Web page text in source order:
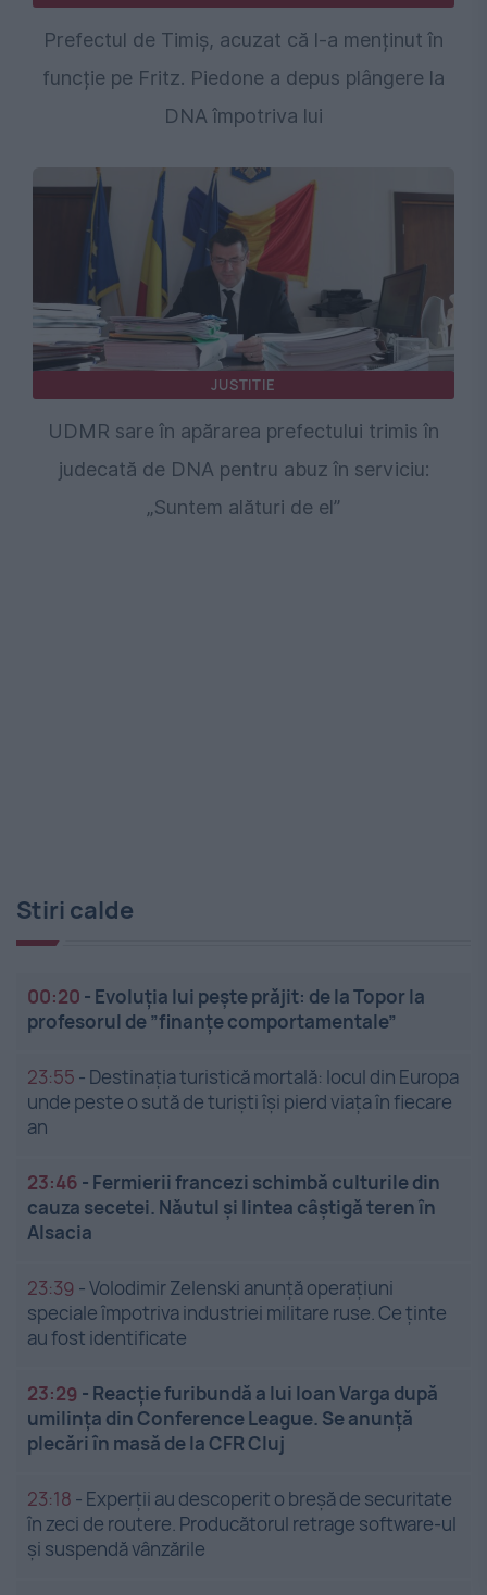
Prefectul de Timiș, acuzat că l-a menținut în
funcție pe Fritz. Piedone a depus plângere la
DNA împotriva lui
JUSTITIE
UDMR sare în apărarea prefectului trimis în
judecată de DNA pentru abuz în serviciu:
„Suntem alături de el”
Stiri calde
00:20 - Evoluția lui pește prăjit: de la Topor la
profesorul de ”finanțe comportamentale”
23:55 - Destinația turistică mortală: locul din Europa
unde peste o sută de turiști își pierd viața în fiecare
an
23:46 - Fermierii francezi schimbă culturile din
cauza secetei. Năutul și lintea câștigă teren în
Alsacia
23:39 -Volodimir Zelenski anunță operațiuni
speciale împotriva industriei militare ruse. Ce ținte
au fost identificate
23:29 - Reacție furibundă a lui Ioan Varga după
umilința din Conference League. Se anunță
plecări în masă de la CFR Cluj
23:18 - Experții au descoperit o breșă de securitate
în zeci de routere. Producătorul retrage software-ul
și suspendă vânzările